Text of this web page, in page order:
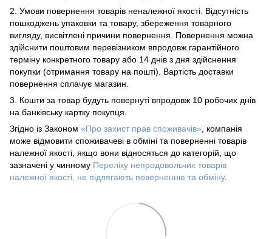
2. Умови повернення товарів неналежної якості. Відсутність
пошкоджень упаковки та товару, збереження товарного
вигляду, висвітлені причини повернення. Повернення можна
здійснити поштовим перевізником впродовж гарантійного
терміну конкретного товару або 14 днів з дня здійснення
покупки (отримання товару на пошті). Вартість доставки
повернення сплачує магазин.
3. Кошти за товар будуть повернуті впродовж 10 робочих днів
на банківську картку покупця.
Згідно із Законом «Про захист прав споживачів» , компанія
може відмовити споживачеві в обміні та поверненні товарів
належної якості, якщо вони відносяться до категорій, що
зазначені у чинному Переліку непродовольчих товарів
належної якості, не підлягають поверненню та обміну.